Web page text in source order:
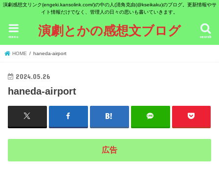
演劇感想文リンク(engeki.kansolink.com/)の中の人(清角克由(@kseikaku)のブログ。更新情報やサ
イト情報だけでなく、管理人の日々の思いも書いていきます。
演劇とかの感想文ブログ search
menu
HOME haneda-airport
2024.05.26
haneda-airport
広告